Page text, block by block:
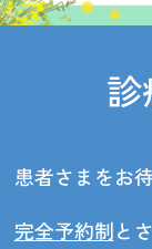
患者さまをお
完全予約制と